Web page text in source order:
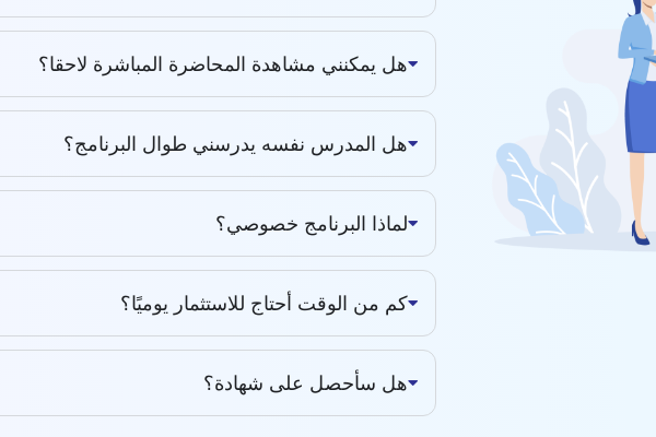
هل يمكنني مشاهدة المحاضرة المباشرة لاحقا؟
هل المدرس نفسه يدرسني طوال البرنامج؟
لماذا البرنامج خصوصي؟
كم من الوقت أحتاج للاستثمار يوميًا؟
هل سأحصل على شهادة؟